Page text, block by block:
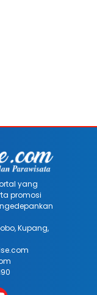
yang
promosi
Kupang,